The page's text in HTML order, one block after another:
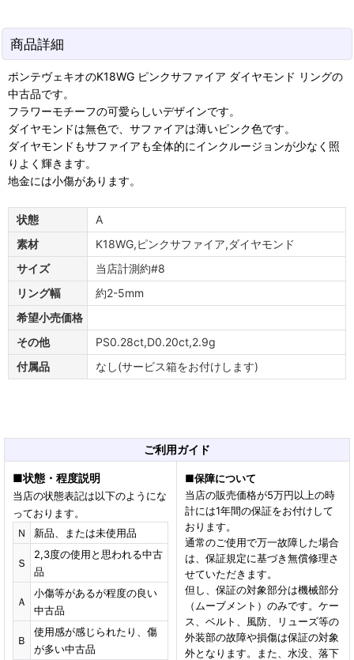
商品詳細
ポンテヴェキオのK18WG ピンクサファイア ダイヤモンド リングの
中古品です。
フラワーモチーフの可愛らしいデザインです。
ダイヤモンドは無色で、サファイアは薄いピンク色です。
ダイヤモンドもサファイアも全体的にインクルージョンが少なく照
りよく輝きます。
地金には小傷があります。
状態
A
素材
K18WG,ピンクサファイア,ダイヤモンド
サイズ
当店計測約#8
リング幅
約2-5mm
希望小売価格
その他
PS0.28ct,D0.20ct,2.9g
付属品
なし(サービス箱をお付けします)
ご利用ガイド
■状態・程度説明
当店の状態表記は以下のようにな
っております。
Ｎ
新品、または未使用品
Ｓ
2,3度の使用と思われる中古
品
Ａ
小傷等があるが程度の良い
中古品
Ｂ
使用感が感じられたり、傷
が多い中古品
■保障について
当店の販売価格が5万円以上の時
計には1年間の保証をお付けして
おります。
通常のご使用で万一故障した場合
は、保証規定に基づき無償修理さ
せていただきます。
但し、保証の対象部分は機械部分
（ムーブメント）のみです。ケー
ス、ベルト、風防、リューズ等の
外装部の故障や損傷は保証の対象
外となります。また、水没、落下